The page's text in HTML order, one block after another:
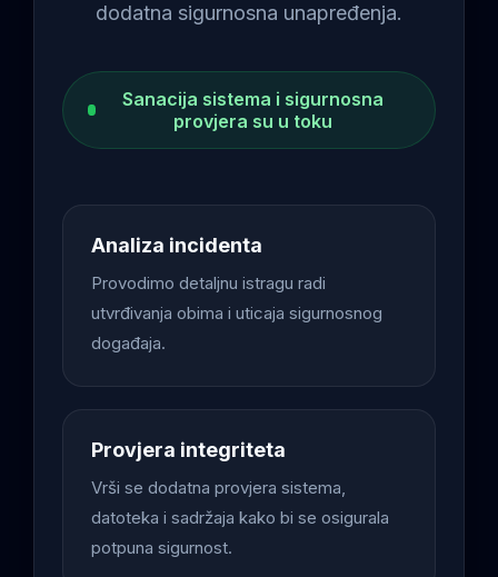
dodatna sigurnosna unapređenja.
Sanacija sistema i sigurnosna
provjera su u toku
Analiza incidenta
Provodimo detaljnu istragu radi
utvrđivanja obima i uticaja sigurnosnog
događaja.
Provjera integriteta
Vrši se dodatna provjera sistema,
datoteka i sadržaja kako bi se osigurala
potpuna sigurnost.